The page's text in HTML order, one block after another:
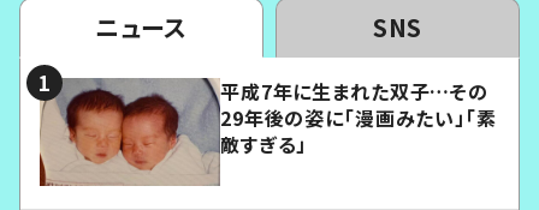
ニュース SNS
平成7年に生まれた双子…その
29年後の姿に「漫画みたい」「素
敵すぎる」